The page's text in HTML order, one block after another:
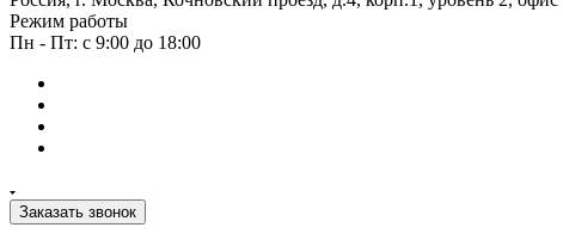
Режим работы
Пн - Пт: с 9:00 до 18:00
Заказать звонок